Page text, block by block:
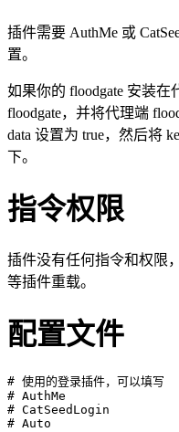
插件需要 AuthMe 或
置。
如果你的 floodgate 安装
floodgate，并将代理端
data 设置为 true，然后将
下。
指令权限
插件没有任何指令和权限
等插件重载。
配置文件
# 使用的登录插件，可以填写
# AuthMe
# CatSeedLogin
# Auto